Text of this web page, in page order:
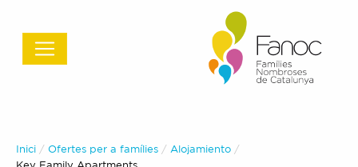
Inici Ofertes per a famílies
Alojamiento